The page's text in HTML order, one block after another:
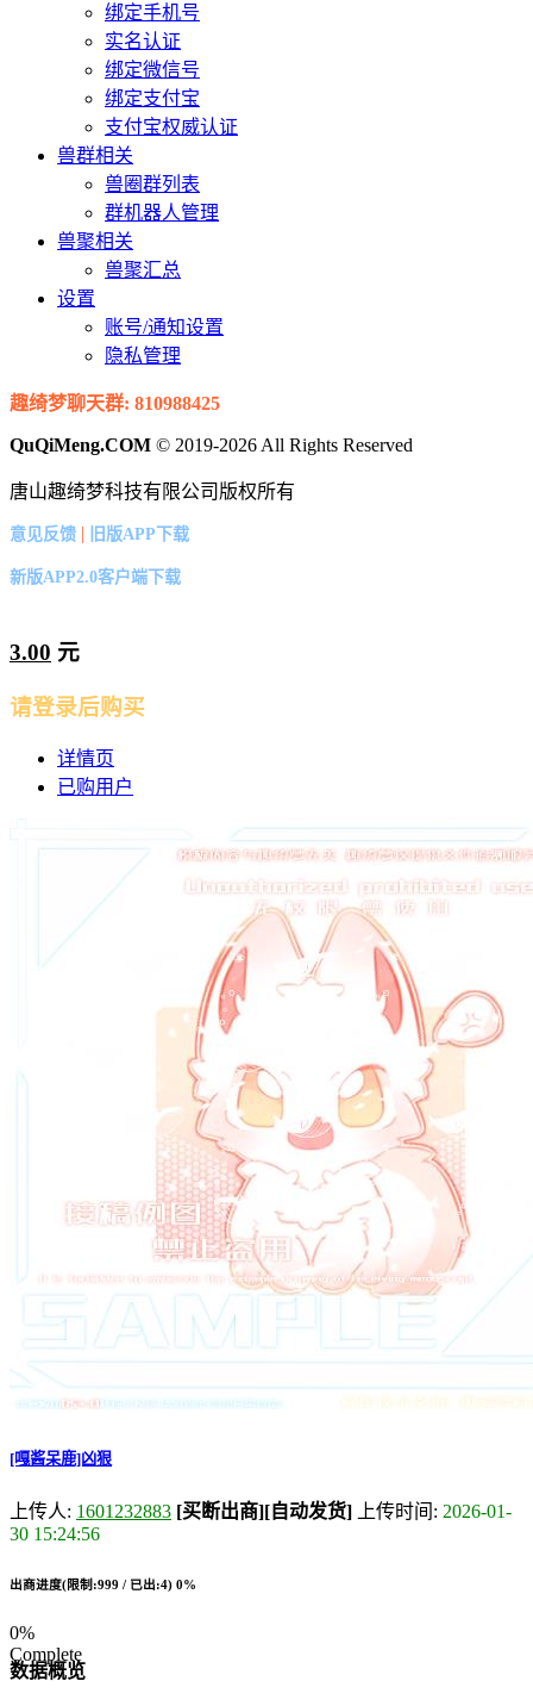
绑定手机号
实名认证
绑定微信号
绑定支付宝
支付宝权威认证
兽群相关
兽圈群列表
群机器人管理
兽聚相关
兽聚汇总
设置
账号/通知设置
隐私管理
趣绮梦聊天群: 810988425
QuQiMeng.COM © 2019-2026 All Rights Reserved
唐山趣绮梦科技有限公司版权所有
意见反馈 | 旧版APP下载
新版APP2.0客户端下载
3.00 元
请登录后购买
详情页
已购用户
[嘎酱呆鹿]凶狠
上传人: 1601232883 [买断出商][自动发货] 上传时间: 2026-01-
30 15:24:56
出商进度(限制:999 / 已出:4) 0%
0%
Complete
数据概览